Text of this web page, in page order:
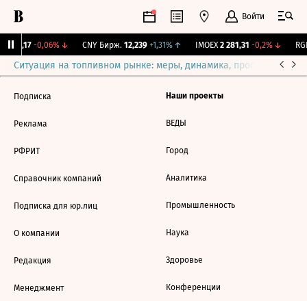
Войти
115,17 -0,06%↓ CNY Бирж. 12,239 +1,31%↑ IMOEX 2 281,31 -0,2%↓
Ситуация на топливном рынке: меры, динамика, прогнозы
Подписка
Реклама
РФРИТ
Справочник компаний
Подписка для юр.лиц
О компании
Редакция
Менеджмент
Наши проекты
ВЕДЫ
Город
Аналитика
Промышленность
Наука
Здоровье
Конференции